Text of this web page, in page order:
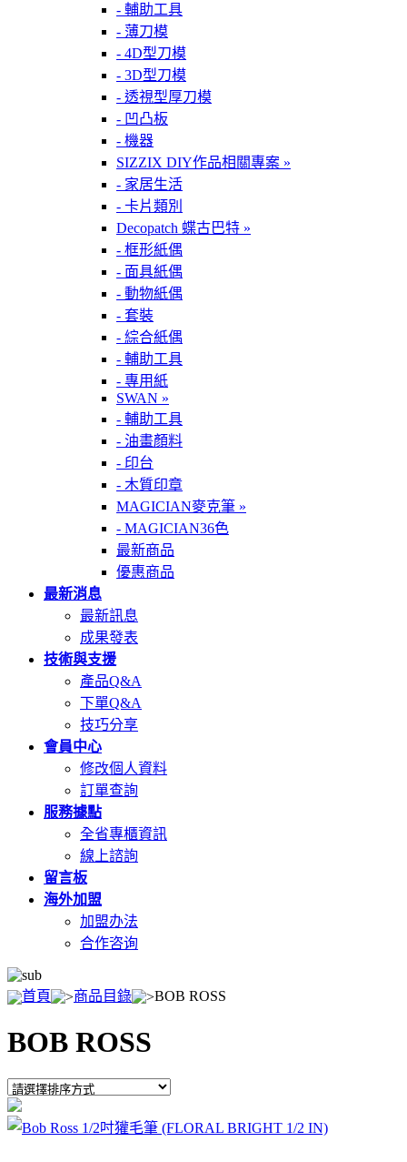
- 輔助工具
- 薄刀模
- 4D型刀模
- 3D型刀模
- 透視型厚刀模
- 凹凸板
- 機器
SIZZIX DIY作品相關專案 »
- 家居生活
- 卡片類別
Decopatch 蝶古巴特 »
- 框形紙偶
- 面具紙偶
- 動物紙偶
- 套裝
- 綜合紙偶
- 輔助工具
- 專用紙
SWAN »
- 輔助工具
- 油畫顏料
- 印台
- 木質印章
MAGICIAN麥克筆 »
- MAGICIAN36色
最新商品
優惠商品
最新消息
最新訊息
成果發表
技術與支援
產品Q&A
下單Q&A
技巧分享
會員中心
修改個人資料
訂單查詢
服務據點
全省專櫃資訊
線上諮詢
留言板
海外加盟
加盟办法
合作咨询
首頁 商品目錄 BOB ROSS
BOB ROSS